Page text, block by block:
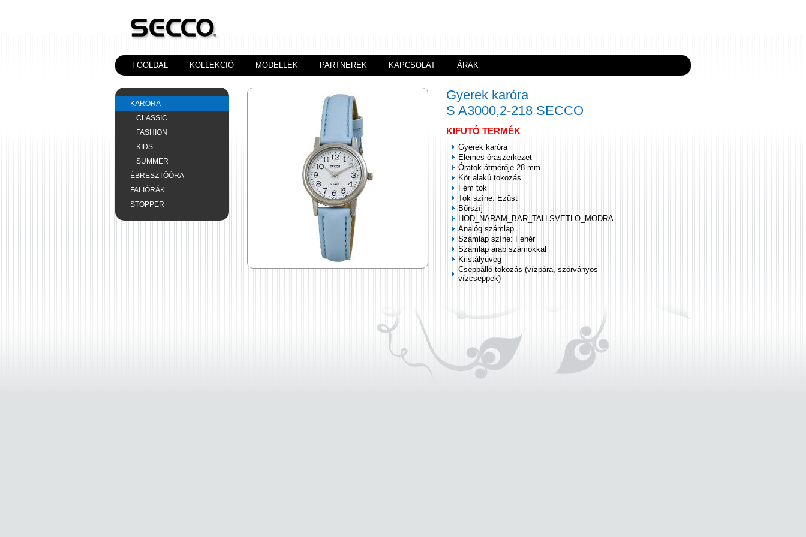
FÖOLDAL KOLLEKCIÓ MODELLEK PARTNEREK KAPCSOLAT ÁRAK
KARÓRA
CLASSIC
FASHION
KIDS
SUMMER
ÉBRESZTŐÓRA
FALIÓRÁK
STOPPER
Gyerek karóra
S A3000,2-218 SECCO
KIFUTÓ TERMÉK
Gyerek karóra
Elemes óraszerkezet
Óratok átmérője 28 mm
Kör alakú tokozás
Fém tok
Tok színe: Ezüst
Bőrszíj
HOD_NARAM_BAR_TAH.SVETLO_MODRA
Analóg számlap
Számlap színe: Fehér
Számlap arab számokkal
Kristályüveg
Cseppálló tokozás (vízpára, szórványos
vízcseppek)